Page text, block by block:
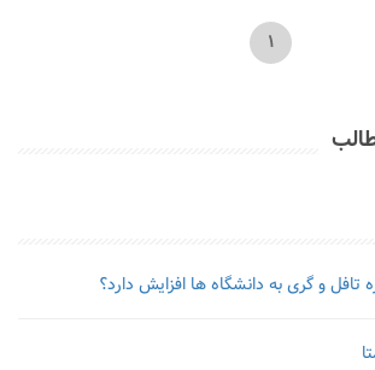
1
تافل و گری به دانشگاه ها افزایش دارد؟